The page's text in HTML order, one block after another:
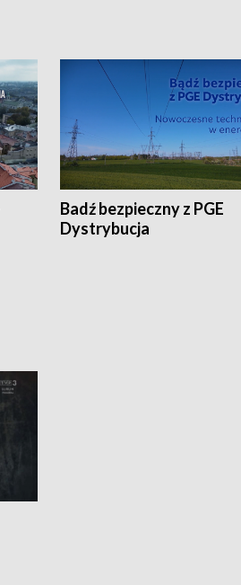
Badź bezpieczny z PGE
Dystrybucja